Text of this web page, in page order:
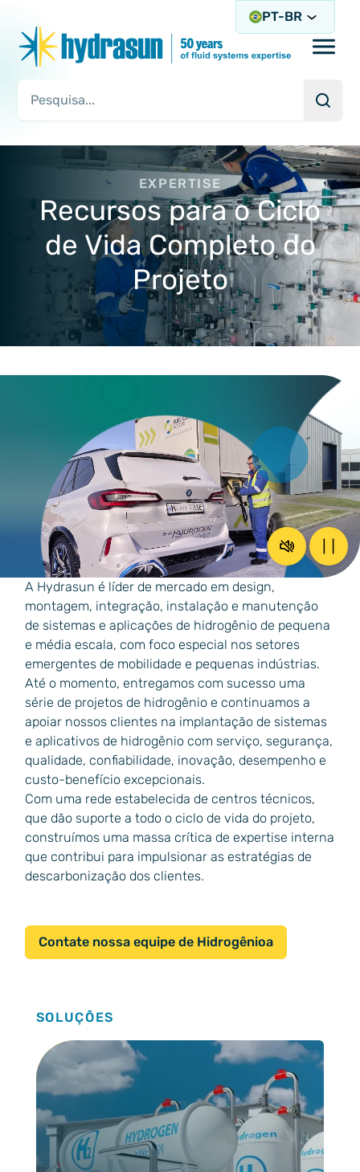
Consulta de pesquisa
PT-BR
EXPERTISE
Recursos para o Ciclo
de Vida Completo do
Projeto
Restaure o
A Hydrasun é líder de mercado em design,
montagem, integração, instalação e manutenção
de sistemas e aplicações de hidrogênio de pequena
e média escala, com foco especial nos setores
emergentes de mobilidade e pequenas indústrias.
Até o momento, entregamos com sucesso uma
série de projetos de hidrogênio e continuamos a
apoiar nossos clientes na implantação de sistemas
e aplicativos de hidrogênio com serviço, segurança,
qualidade, confiabilidade, inovação, desempenho e
custo-benefício excepcionais.
Com uma rede estabelecida de centros técnicos,
que dão suporte a todo o ciclo de vida do projeto,
construímos uma massa crítica de expertise interna
que contribui para impulsionar as estratégias de
descarbonização dos clientes.
Contate nossa equipe de Hidrogênioa
SOLUÇÕES